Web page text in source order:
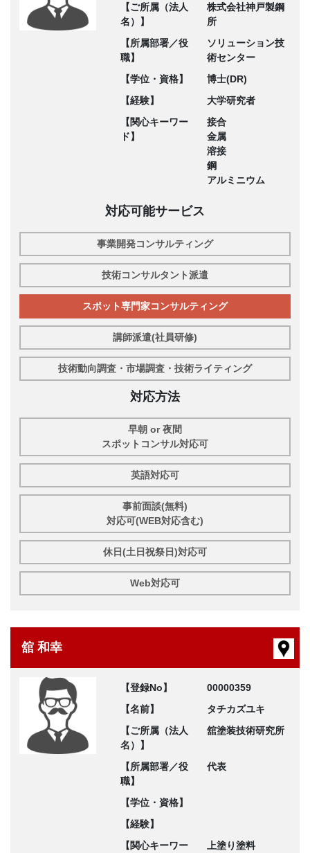
【ご所属（法人
名）】
株式会社神戸製鋼
所
【所属部署／役
職】
ソリューション技
術センター
【学位・資格】
博士(DR)
【経験】
大学研究者
【関心キーワー
ド】
接合
金属
溶接
鋼
アルミニウム
対応可能サービス
事業開発コンサルティング
技術コンサルタント派遣
スポット専門家コンサルティング
講師派遣(社員研修)
技術動向調査・市場調査・技術ライティング
対応方法
早朝 or 夜間
スポットコンサル対応可
英語対応可
事前面談(無料)
対応可(WEB対応含む)
休日(土日祝祭日)対応可
Web対応可
舘 和幸
【登録No】
00000359
【名前】
タチカズユキ
【ご所属（法人
名）】
舘塗装技術研究所
【所属部署／役
職】
代表
【学位・資格】
【経験】
【関心キーワー
上塗り塗料